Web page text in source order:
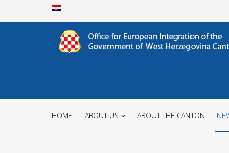
HOME ABOUT US ABOUT THE CANTON